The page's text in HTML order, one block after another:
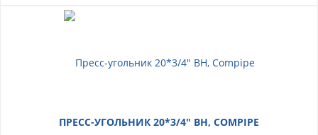
ПРЕСС-УГОЛЬНИК 20*3/4" ВН, COMPIPE